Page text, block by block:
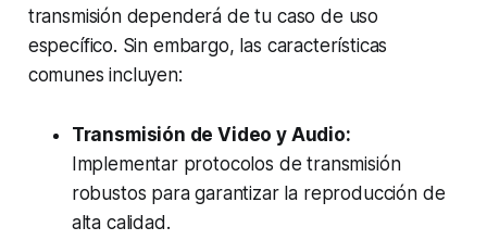
transmisión dependerá de tu caso de uso
específico. Sin embargo, las características
comunes incluyen:
Transmisión de Video y Audio:
Implementar protocolos de transmisión
robustos para garantizar la reproducción de
alta calidad.